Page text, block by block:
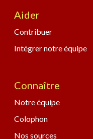
Aider
Contribuer
Intégrer notre équipe
Connaître
Notre équipe
Colophon
Nos sources